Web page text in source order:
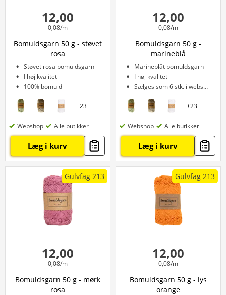
12,00
0,08/m
Bomuldsgarn 50 g - støvet
rosa
Støvet rosa bomuldsgarn
I høj kvalitet
100% bomuld
+23
Webshop Alle butikker
Læg i kurv
12,00
0,08/m
Bomuldsgarn 50 g -
marineblå
Marineblåt bomuldsgarn
I høj kvalitet
Sælges som 6 stk. i webshop
+23
Webshop Alle butikker
Læg i kurv
Gulvfag 213
12,00
0,08/m
Bomuldsgarn 50 g - mørk
rosa
Gulvfag 213
12,00
0,08/m
Bomuldsgarn 50 g - lys
orange